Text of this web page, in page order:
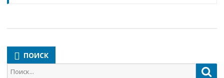
ПОИСК
Поиск